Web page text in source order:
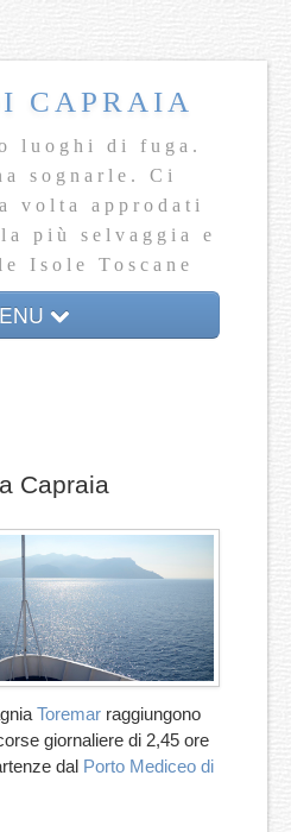
CAPRAIA
luoghi di fuga.
sognarle. Ci
volta approdati
più selvaggia e
Isole Toscane
Capraia
Toremar raggiungono
giornaliere di 2,45 ore
dal Porto Mediceo di